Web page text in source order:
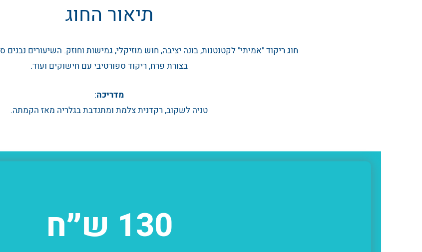
תיאור החוג
חוג ריקוד "אמיתי" לקטנטנות, בונה יציבה, חוש מוזיקלי, גמישות וחוזק. השיעורים נבנים
בצורת פרח, ריקוד ספורטיבי עם חישוקים ועוד.
מדריכה:
טניה לשקוב, רקדנית צלמת ומתנדבת בגלריה מאז הקמתה.
130 ש״ח